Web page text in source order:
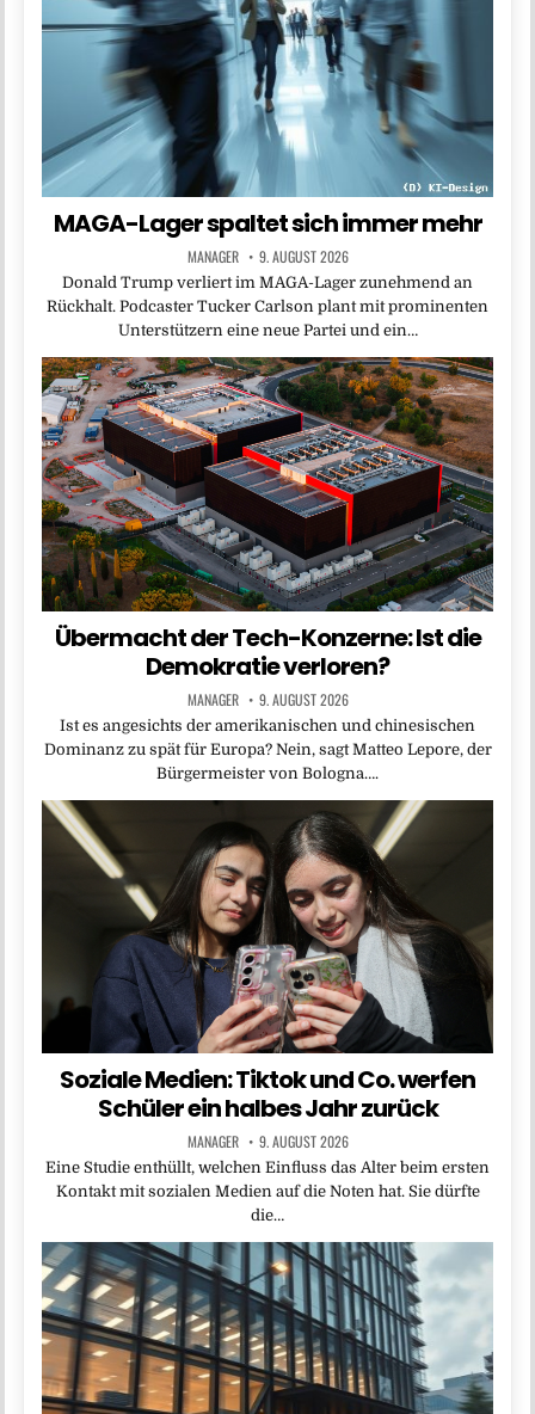
MAGA-Lager spaltet sich immer mehr
MANAGER 9. AUGUST 2026
Donald Trump verliert im MAGA-Lager zunehmend an
Rückhalt. Podcaster Tucker Carlson plant mit prominenten
Unterstützern eine neue Partei und ein…
Übermacht der Tech-Konzerne: Ist die
Demokratie verloren?
MANAGER 9. AUGUST 2026
Ist es angesichts der amerikanischen und chinesischen
Dominanz zu spät für Europa? Nein, sagt Matteo Lepore, der
Bürgermeister von Bologna….
Soziale Medien: Tiktok und Co. werfen
Schüler ein halbes Jahr zurück
MANAGER 9. AUGUST 2026
Eine Studie enthüllt, welchen Einfluss das Alter beim ersten
Kontakt mit sozialen Medien auf die Noten hat. Sie dürfte
die…